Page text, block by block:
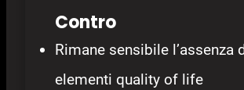
Contro
Rimane sensibile l’assenza
elementi quality of life